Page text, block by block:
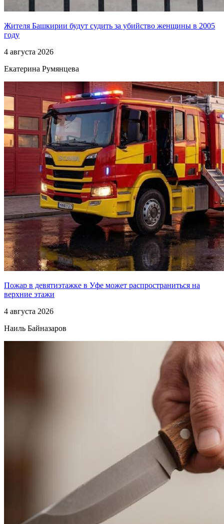
Жителя Башкирии будут судить за убийство женщины в 2005
году
4 августа 2026
Екатерина Румянцева
Пожар в девятиэтажке в Уфе может распространиться на
верхние этажи
4 августа 2026
Наиль Байназаров